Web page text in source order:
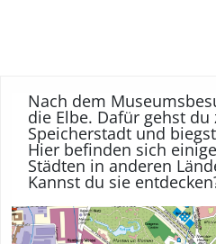
Nach dem
die Elbe. Dafür gehst
Speicherstadt und
Hier befinden sich
Städten in anderen
Kannst du sie